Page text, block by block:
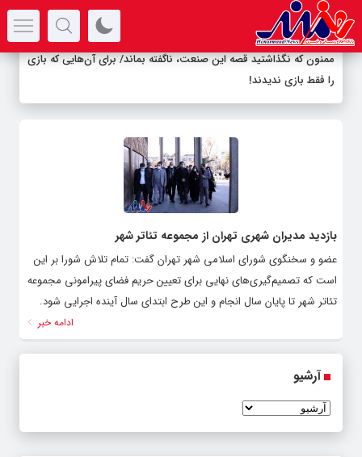
ممنون که نگذاشتید قصه این صنعت، ناگفته بماند/ برای آن‌هایی که بازی
را فقط بازی ندیدند!
بازدید مدیران شهری تهران از مجموعه تئاتر شهر
عضو و سخنگوی شورای اسلامی شهر تهران گفت: تمام تلاش شورا بر این
است که تصمیم‌گیری‌های نهایی برای تعیین حریم فضای پیرامونی مجموعه
تئاتر شهر تا پایان سال انجام و این طرح ابتدای سال آینده اجرایی شود.
ادامه خبر
آرشیو